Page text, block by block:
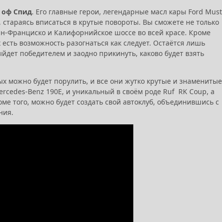
оф Спид. Его главные герои, легендарные масл кары Ford
вписаться в крутые повороты. Вы сможете не только
Франциско и Калифорнийское шоссе во всей красе. Кроме
возможность разогнаться как следует. Остаётся лишь
победителем и заодно прикинуть, каково будет взять
можно будет порулить, и все они жутко крутые и
Benz 190E, и уникальный в своём роде Ruf RK Coup, а
того, можно будет создать свой автоклуб, объединившись с